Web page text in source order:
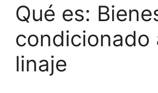
Qué es:
condicionado
linaje